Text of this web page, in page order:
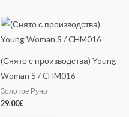
(Снято с производства) Young
Woman S / CHM016
Золотое Руно
29.00€